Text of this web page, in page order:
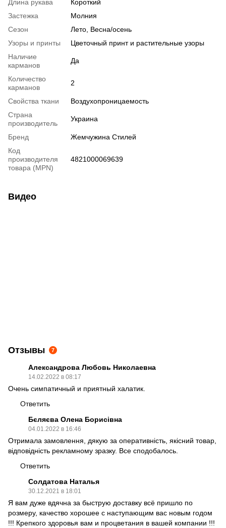
Длина рукава
Короткий
Застежка
Молния
Сезон
Лето, Весна/осень
Узоры и принты
Цветочный принт и растительные узоры
Наличие
карманов
Да
Количество
карманов
2
Свойства ткани
Воздухопроницаемость
Страна
производитель
Украина
Бренд
Жемчужина Стилей
Код
производителя
товара (MPN)
4821000069639
Видео
Отзывы 7
Александрова Любовь Николаевна
14.02.2022 в 08:17
Очень симпатичный и приятный халатик.
Ответить
Бєляєва Олена Борисівна
04.01.2022 в 16:46
Отримала замовлення, дякую за оперативність, якісний товар,
відповідність рекламному зразку. Все сподобалось.
Ответить
Солдатова Наталья
30.12.2021 в 18:01
Я вам дуже вдячна за быструю доставку всё пришло по
розмеру, качество хорошее с наступающим вас новым годом
!!! Крепкого здоровья вам и процветания в вашей компании !!!